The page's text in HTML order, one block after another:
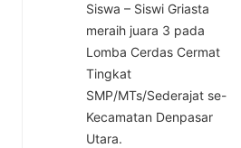
Siswa – Siswi Griasta
meraih juara 3 pada
Lomba Cerdas Cermat
Tingkat
SMP/MTs/Sederajat se-
Kecamatan Denpasar
Utara.